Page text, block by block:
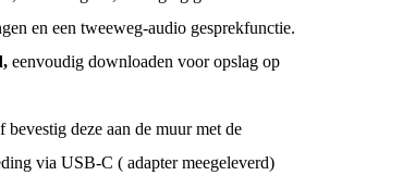
en een tweeweg-audio gesprekfunctie.
eenvoudig downloaden voor opslag op
bevestig deze aan de muur met de
via USB-C ( adapter meegeleverd)